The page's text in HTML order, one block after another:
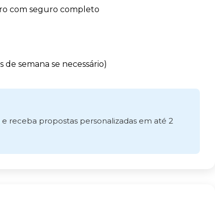
com seguro completo
de semana se necessário)
e receba propostas personalizadas em até 2